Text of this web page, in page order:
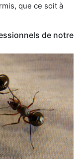
que ce soit à
de notre